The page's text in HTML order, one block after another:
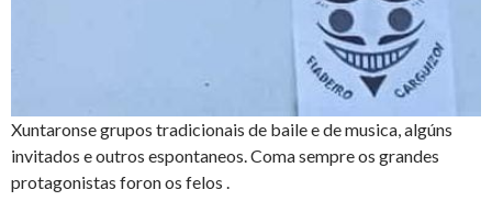
Xuntaronse grupos tradicionais de baile e de musica, algúns
invitados e outros espontaneos. Coma sempre os grandes
protagonistas foron os felos .